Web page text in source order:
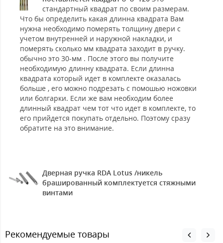
стандартный квадрат по своим размерам.
Что бы определить какая длинна квадрата Вам
нужна необходимо померять толщину двери с
учетом внутренней и наружной накладки, и
померять сколько мм квадрата заходит в ручку.
обычно это 30-мм . После этого вы получите
необходимую длинну квадрата. Если длинна
квадрата который идет в комплекте оказалась
больше , его можно подрезать с помошью ножовки
или болгарки. Если же вам необходим более
длинный квадрат чем тот что идет в комплекте, то
его прийдется покупать отдельно. Поэтому сразу
обратите на это внимание.
Дверная ручка RDA Lotus /никель
брашированный комплектуется стяжными
винтами
Рекомендуемые товары